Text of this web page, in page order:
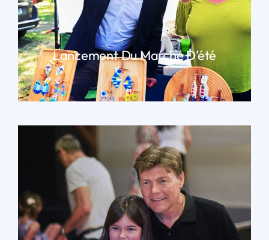
Lancement Du Marché D’été
LIRE PLUS